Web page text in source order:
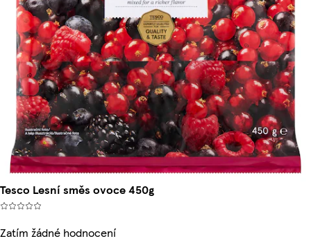
Tesco Lesní směs ovoce 450g
Zatím žádné hodnocení